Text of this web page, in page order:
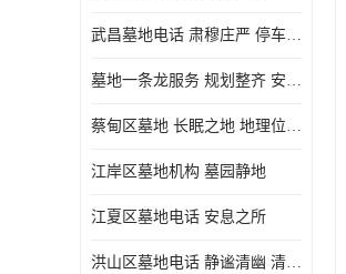
武昌墓地电话 肃穆庄严 停车方便
墓地一条龙服务 规划整齐 安息之所
蔡甸区墓地 长眠之地 地理位置好
江岸区墓地机构 墓园静地
江夏区墓地电话 安息之所
洪山区墓地电话 静谧清幽 清净雅致